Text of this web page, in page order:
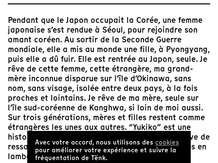
Pendant que le Japon occupait la Corée, une femme
japonaise s’est rendue à Séoul, pour rejoindre son
amant coréen. Au sortir de la Seconde Guerre
mondiale, elle a mis au monde une fille, à Pyongyang,
puis elle a dû fuir. Elle est rentrée au Japon, seule. Je
rêve de cette femme, cette étrangère, ma grand-
mère inconnue disparue sur l’île d’Okinawa, sans
nom, sans visage, isolée entre deux pays, à la fois
proches et lointains. Je rêve de ma mère, seule sur
l’île sud-coréenne de Kanghwa, si loin de moi aussi.
Sur trois générations, mères et filles restent comme
étrangères les unes aux autres. “Yukiko” est une
histoire de transmissions manquées, une tentative de
ressaisir des fragments d’histoires, des mémoires en
lambeaux.
Avec votre accord, nous utilisons des cookies
pour améliorer votre expérience et suivre la
fréquentation de Tënk.